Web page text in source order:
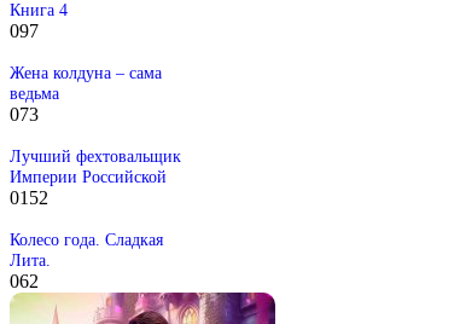
Книга 4
097
Жена колдуна – сама
ведьма
073
Лучший фехтовальщик
Империи Российской
0152
Колесо года. Сладкая
Лита.
062